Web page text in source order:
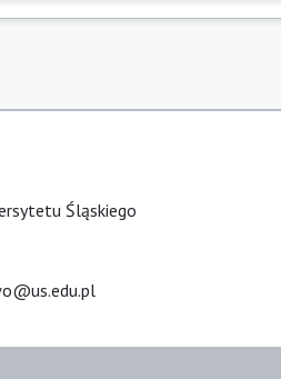
Śląskiego